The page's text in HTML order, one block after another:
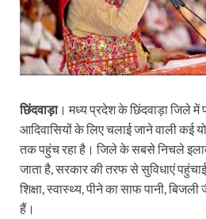
छिंदवाड़ा। मध्य प्रदेश के छिंदवाड़ा जिले में
आदिवासियों के लिए चलाई जाने वाली कई
तक पहुंच रहा है। जिले के सबसे निचले
जाता है, सरकार की तरफ से सुविधाएं
शिक्षा, स्वास्थ्य, पीने का साफ पानी,
हैं।